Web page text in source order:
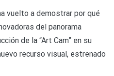
vuelto a demostrar por qué
del panorama
de la “Art Cam” en su
recurso visual, estrenado